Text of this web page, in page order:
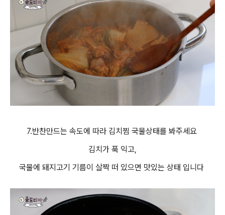
7.반찬만드는 속도에 따라 김치찜 국물상태를 봐주세요
김치가 푹 익고,
국물에 돼지고기 기름이 살짝 떠 있으면 맛있는 상태 입니다